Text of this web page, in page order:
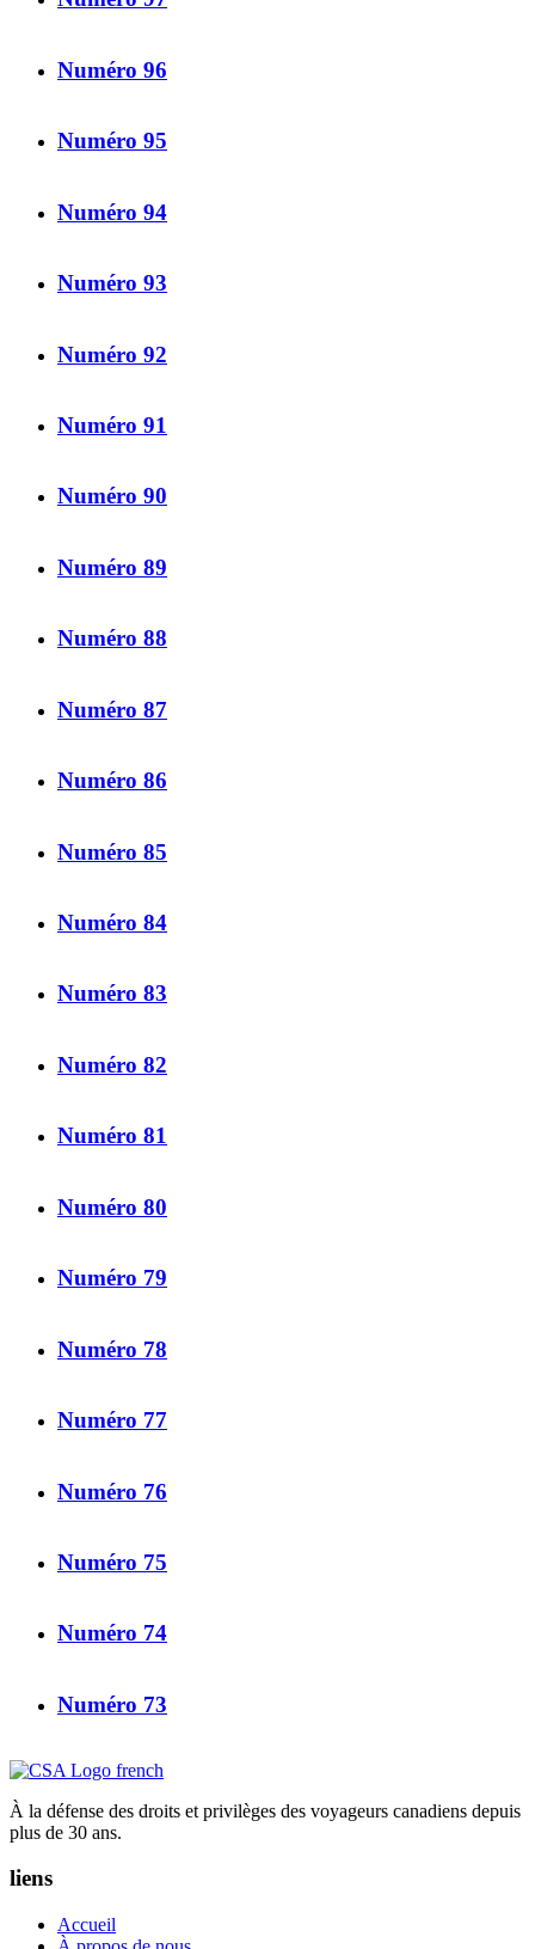
Numéro 96
Numéro 95
Numéro 94
Numéro 93
Numéro 92
Numéro 91
Numéro 90
Numéro 89
Numéro 88
Numéro 87
Numéro 86
Numéro 85
Numéro 84
Numéro 83
Numéro 82
Numéro 81
Numéro 80
Numéro 79
Numéro 78
Numéro 77
Numéro 76
Numéro 75
Numéro 74
Numéro 73
À la défense des droits et privilèges des voyageurs canadiens depuis
plus de 30 ans.
liens
Accueil